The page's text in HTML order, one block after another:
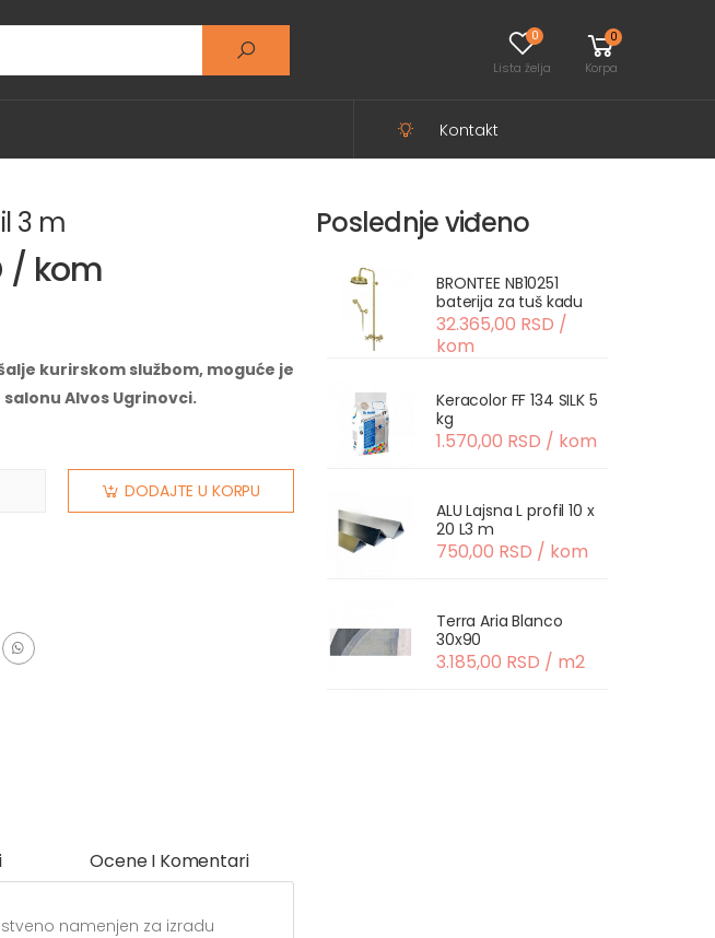
0
Lista želja
0
Korpa
Kontakt
3 m
/ kom
kurirskom službom, moguće je
Alvos Ugrinovci.
DODAJTE U KORPU
Ocene I Komentari
namenjen za izradu
Poslednje viđeno
BRONTEE NB10251
baterija za tuš kadu
32.365,00 RSD /
kom
Keracolor FF 134 SILK 5
kg
1.570,00 RSD / kom
ALU Lajsna L profil 10 x
20 L3 m
750,00 RSD / kom
Terra Aria Blanco
30x90
3.185,00 RSD / m2